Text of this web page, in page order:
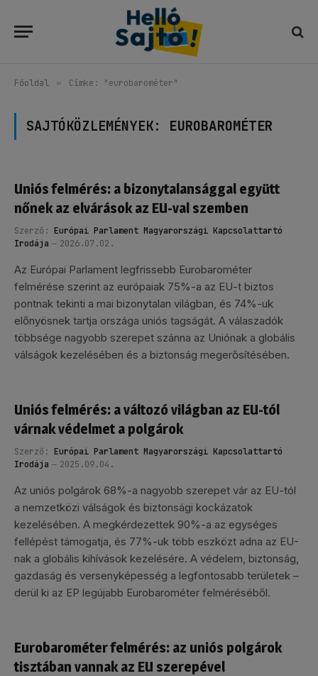
Főoldal » Címke: "eurobarométer"
SAJTÓKÖZLEMÉNYEK: EUROBAROMÉTER
Uniós felmérés: a bizonytalansággal együtt
nőnek az elvárások az EU-val szemben
Szerző: Európai Parlament Magyarországi Kapcsolattartó
Irodája
2026.07.02.
Az Európai Parlament legfrissebb Eurobarométer
felmérése szerint az európaiak 75%-a az EU-t biztos
pontnak tekinti a mai bizonytalan világban, és 74%-uk
előnyösnek tartja országa uniós tagságát. A válaszadók
többsége nagyobb szerepet szánna az Uniónak a globális
válságok kezelésében és a biztonság megerősítésében.
Uniós felmérés: a változó világban az EU-tól
várnak védelmet a polgárok
Szerző: Európai Parlament Magyarországi Kapcsolattartó
Irodája
2025.09.04.
Az uniós polgárok 68%-a nagyobb szerepet vár az EU-tól
a nemzetközi válságok és biztonsági kockázatok
kezelésében. A megkérdezettek 90%-a az egységes
fellépést támogatja, és 77%-uk több eszközt adna az EU-
nak a globális kihívások kezelésére. A védelem, biztonság,
gazdaság és versenyképesség a legfontosabb területek –
derül ki az EP legújabb Eurobarométer felméréséből.
Eurobarométer felmérés: az uniós polgárok
tisztában vannak az EU szerepével